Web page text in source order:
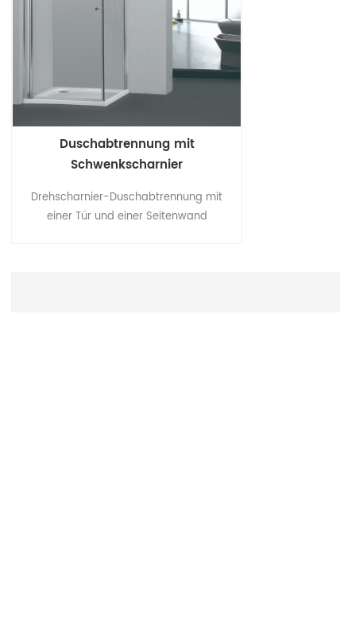
Duschabtrennung mit
Schwenkscharnier
Drehscharnier-Duschabtrennung mit
einer Tür und einer Seitenwand